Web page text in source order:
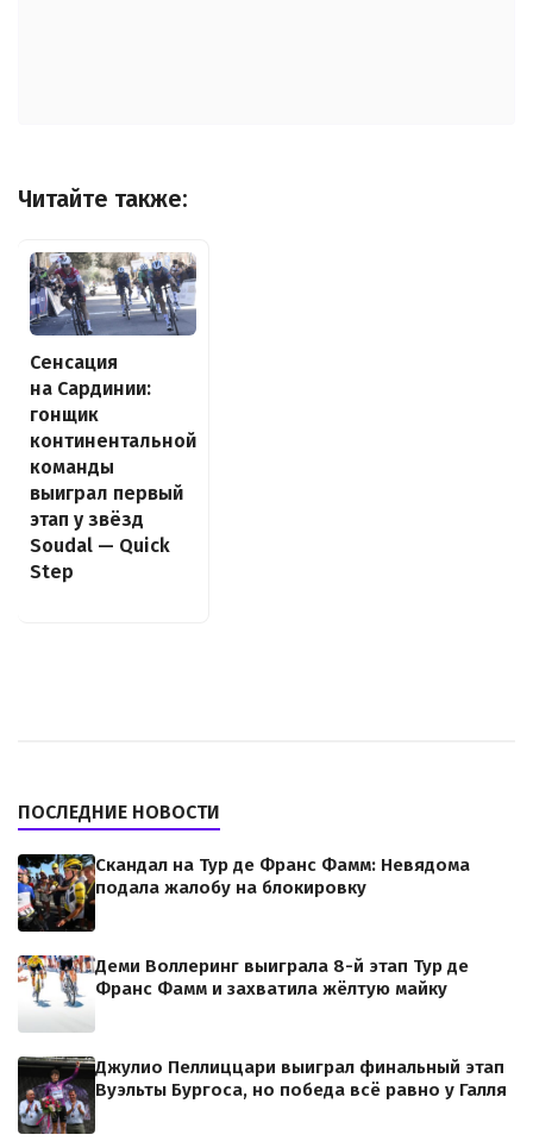
Читайте также:
Сенсация
на Сардинии:
гонщик
континентальной
команды
выиграл первый
этап у звёзд
Soudal — Quick
Step
ПОСЛЕДНИЕ НОВОСТИ
Скандал на Тур де Франс Фамм: Невядома
подала жалобу на блокировку
Деми Воллеринг выиграла 8-й этап Тур де
Франс Фамм и захватила жёлтую майку
Джулио Пеллиццари выиграл финальный этап
Вуэльты Бургоса, но победа всё равно у Галля